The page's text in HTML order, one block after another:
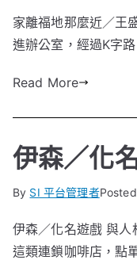
家離福地那麼近／王
進辦公室，經過K字
Read More
伊森／化
By SI 平台管理者
伊森／化名遊戲 與人
這類連鎖咖啡店，點